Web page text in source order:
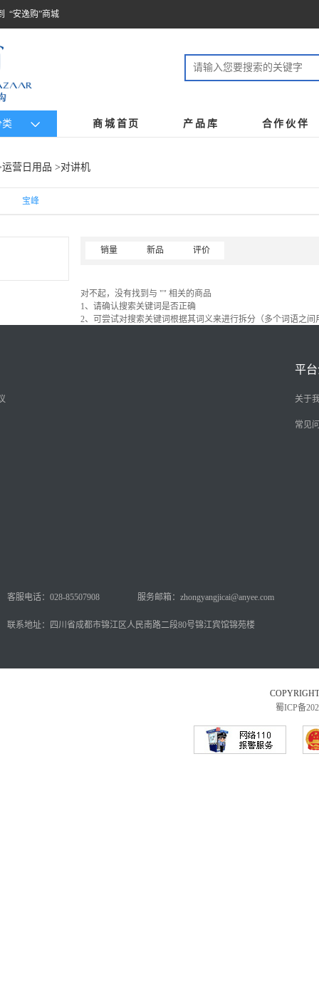
“安逸购”商城
商城首页 产品库 合作伙伴
运营日用品 >对讲机
宝峰
销量 新品 评价
对不起，没有找到与 "" 相关的商品
1、请确认搜索关键词是否正确
2、可尝试对搜索关键词根据其词义来进行拆分（多个词语之
平
关于
常见
客服电话：028-85507908 服务邮箱：zhongyangjicai@anyee.com
联系地址：四川省成都市锦江区人民南路二段80号锦江宾馆锦苑楼
蜀ICP备